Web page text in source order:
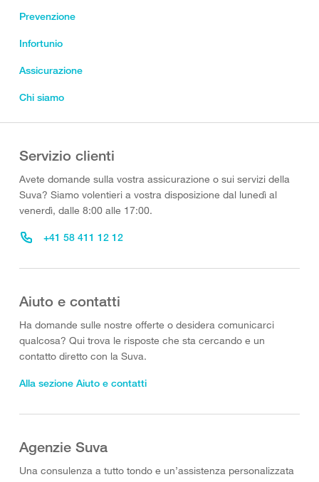
Prevenzione
Infortunio
Assicurazione
Chi siamo
Servizio clienti
Avete domande sulla vostra assicurazione o sui servizi della
Suva? Siamo volentieri a vostra disposizione dal lunedì al
venerdì, dalle 8:00 alle 17:00.
+41 58 411 12 12
Aiuto e contatti
Ha domande sulle nostre offerte o desidera comunicarci
qualcosa? Qui trova le risposte che sta cercando e un
contatto diretto con la Suva.
Alla sezione Aiuto e contatti
Agenzie Suva
Una consulenza a tutto tondo e un’assistenza personalizzata